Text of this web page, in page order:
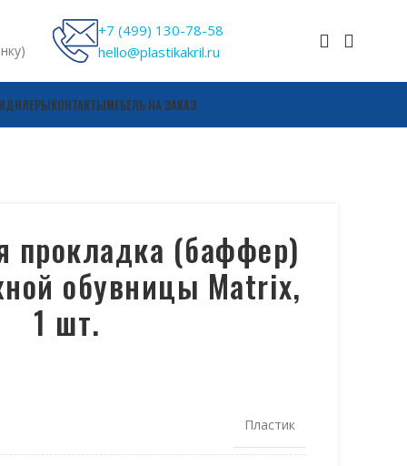
+7 (499) 130-78-58
hello@plastikakril.ru
ДИЛЕРЫКОНТАКТЫМЕБЕЛЬ НА ЗАКАЗ
прокладка (баффер)
обувницы Matrix,
1 шт.
Пластик